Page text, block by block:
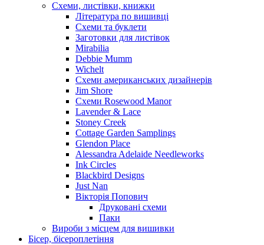
Схеми, листівки, книжки
Література по вишивці
Схеми та буклети
Заготовки для листівок
Mirabilia
Debbie Mumm
Wichelt
Схеми американських дизайнерів
Jim Shore
Cхеми Rosewood Manor
Lavender & Lace
Stoney Creek
Cottage Garden Samplings
Glendon Place
Alessandra Adelaide Needleworks
Ink Circles
Blackbird Designs
Just Nan
Вікторія Попович
Друковані схеми
Паки
Вироби з місцем для вишивки
Бісер, бісероплетіння